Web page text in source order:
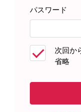
基本情報・安
製品名・キー
パスワード
次回か
省略